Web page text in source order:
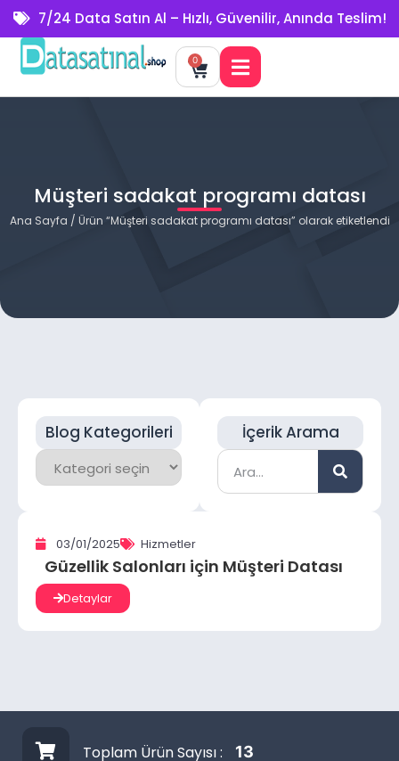
7/24 Data Satın Al – Hızlı, Güvenilir, Anında Teslim!
0
Müşteri sadakat programı datası
Ana Sayfa / Ürün “Müşteri sadakat programı datası” olarak etiketlendi
Blog Kategorileri İçerik Arama
03/01/2025 Hizmetler
Güzellik Salonları için Müşteri Datası
Detaylar
Toplam Ürün Sayısı : 13